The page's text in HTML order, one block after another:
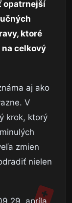
opatrnejší
ktoré
celkový
aj ako
V
krok, ktorý
zmien
nielen
29. apríla